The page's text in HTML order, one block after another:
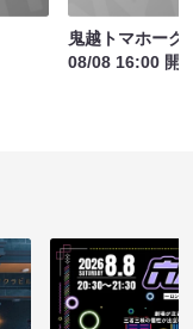
鬼越トマホーク
08/08 16:00 開